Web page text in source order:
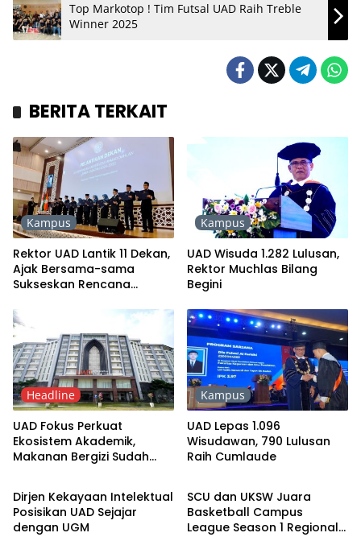
Top Markotop ! Tim Futsal UAD Raih Treble
Winner 2025
BERITA TERKAIT
Kampus
Rektor UAD Lantik 11 Dekan,
Ajak Bersama-sama
Sukseskan Rencana
Kampus
UAD Wisuda 1.282 Lulusan,
Rektor Muchlas Bilang
Begini
Headline
UAD Fokus Perkuat
Ekosistem Akademik,
Makanan Bergizi Sudah
Kampus
UAD Lepas 1.096
Wisudawan, 790 Lulusan
Raih Cumlaude
Kronika
Dirjen Kekayaan Intelektual
Posisikan UAD Sejajar
dengan UGM
Sport
SCU dan UKSW Juara
Basketball Campus
League Season 1 Regional